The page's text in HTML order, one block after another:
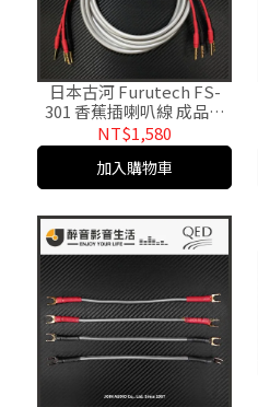
日本古河 Furutech FS-
301 香蕉插喇叭線 成品線
台灣公司貨 長度可制訂
NT$1,580
加入購物車